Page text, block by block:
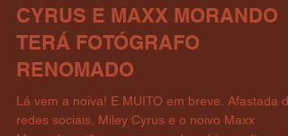
Notícias
LÁ VEM A NOIVA, A
QUALQUER MOMENTO:
CASAMENTO DE MILEY
CYRUS E MAXX MORANDO